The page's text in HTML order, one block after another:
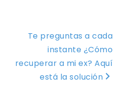
Te preguntas a cada
instante ¿Cómo
recuperar a mi ex? Aquí
está la solución